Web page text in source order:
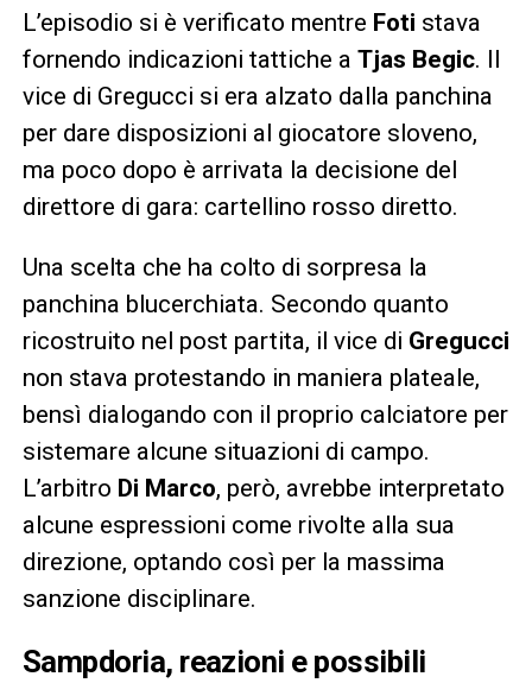
L’episodio si è verificato mentre Foti stava
fornendo indicazioni tattiche a Tjas Begic. Il
vice di Gregucci si era alzato dalla panchina
per dare disposizioni al giocatore sloveno,
ma poco dopo è arrivata la decisione del
direttore di gara: cartellino rosso diretto.
Una scelta che ha colto di sorpresa la
panchina blucerchiata. Secondo quanto
ricostruito nel post partita, il vice di Gregucci
non stava protestando in maniera plateale,
bensì dialogando con il proprio calciatore per
sistemare alcune situazioni di campo.
L’arbitro Di Marco, però, avrebbe interpretato
alcune espressioni come rivolte alla sua
direzione, optando così per la massima
sanzione disciplinare.
Sampdoria, reazioni e possibili